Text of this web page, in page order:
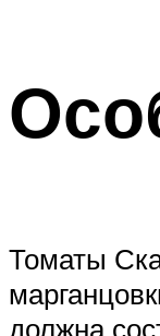
Томаты
должна